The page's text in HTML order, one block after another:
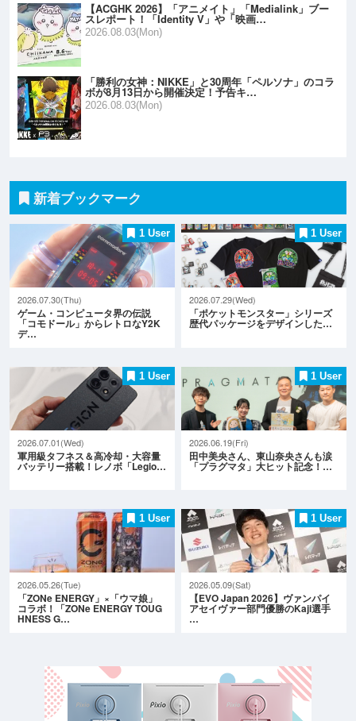
【ACGHK 2026】「アニメイト」「Medialink」ブー
スレポート！「Identity V」や「映画…
2026.08.03(Mon)
「勝利の女神：NIKKE」と30周年「ペルソナ」のコラ
ボが8月13日から開催決定！予告キ…
2026.08.03(Mon)
新着ブックマーク
1 User
2026.07.30(Thu)
ゲーム・コンピュータ界の伝説
「コモドール」からレトロなY2K
デ…
1 User
2026.07.29(Wed)
「ポケットモンスター」シリーズ
歴代パッケージをデザインした…
1 User
2026.07.01(Wed)
軍用級タフネス＆高冷却・大容量
バッテリー搭載！レノボ「Legio…
1 User
2026.06.19(Fri)
田中美央さん、東山奈央さんも涙
「プラグマタ」大ヒット記念！…
1 User
2026.05.26(Tue)
「ZONe ENERGY」×「ウマ娘」
コラボ！「ZONe ENERGY TOUG
HNESS G…
1 User
2026.05.09(Sat)
【EVO Japan 2026】ヴァンパイ
アセイヴァー部門優勝のKaji選手
…